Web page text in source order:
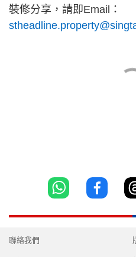
裝修分享，請即Email：
聯絡我們